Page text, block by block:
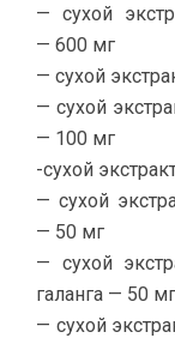
— сухой
— 600 мг
— сухой
— сухой
— 100 мг
-сухой
— сухой
— 50 мг
— сухой
галанга — 50 мг
— сухой